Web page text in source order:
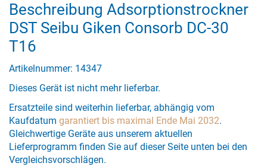
Beschreibung Adsorptionstrockner
DST Seibu Giken Consorb DC-30
T16
Artikelnummer: 14347
Dieses Gerät ist nicht mehr lieferbar.
Ersatzteile sind weiterhin lieferbar, abhängig vom
Kaufdatum garantiert bis maximal Ende Mai 2032.
Gleichwertige Geräte aus unserem aktuellen
Lieferprogramm finden Sie auf dieser Seite unten bei den
Vergleichsvorschlägen.